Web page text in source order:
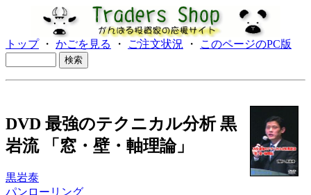
トップ・ かごを見る ・ ご注文状況 ・ このページのPC版
DVD 最強のテクニカル分析 黒
岩流 「窓・壁・軸理論」
黒岩泰
パンローリング